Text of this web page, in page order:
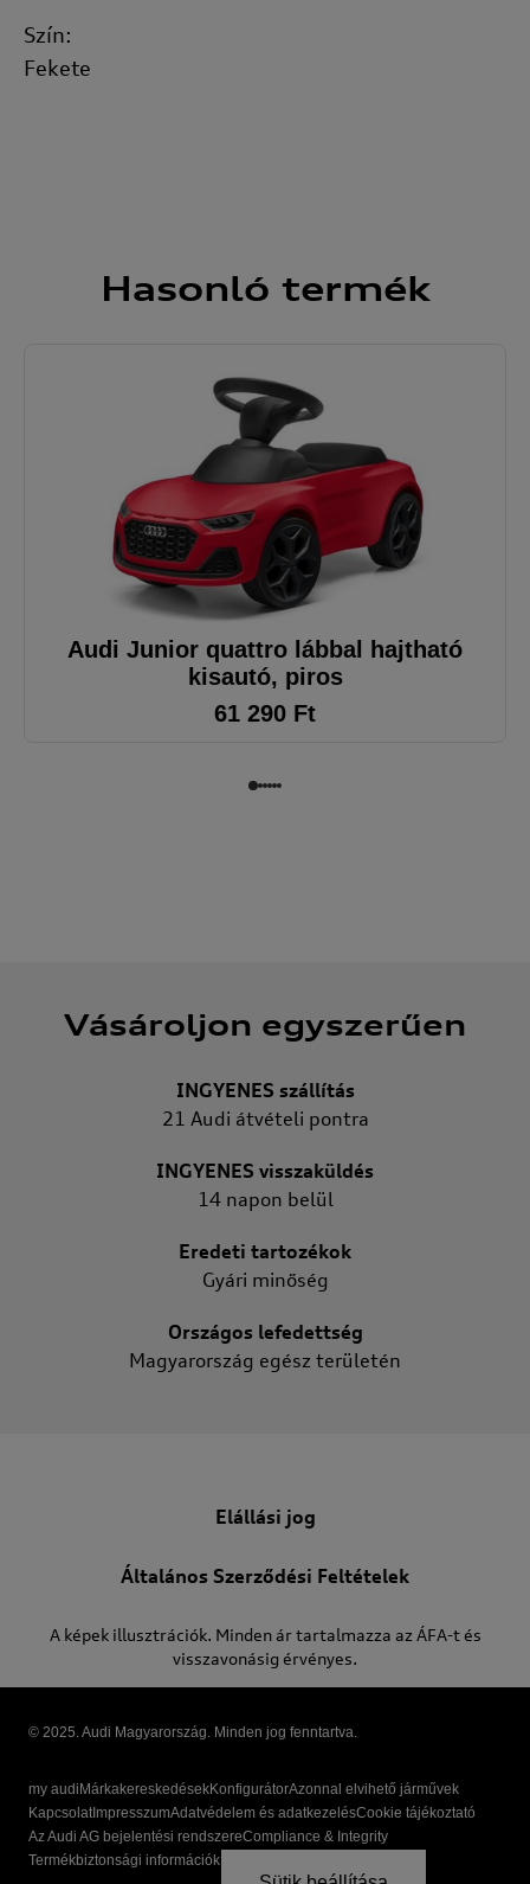
Szín:
Fekete
Hasonló termék
Audi Junior quattro lábbal hajtható
kisautó, piros
61 290 Ft
Vásároljon egyszerűen
INGYENES szállítás
21 Audi átvételi pontra
INGYENES visszaküldés
14 napon belül
Eredeti tartozékok
Gyári minőség
Országos lefedettség
Magyarország egész területén
Elállási jog
Általános Szerződési Feltételek
A képek illusztrációk. Minden ár tartalmazza az ÁFA-t és
visszavonásig érvényes.
© 2025. Audi Magyarország. Minden jog fenntartva.
my audi MárkakereskedésekKonfigurátorAzonnal elvihető járművek
KapcsolatImpresszumAdatvédelem és adatkezelésCookie tájékoztató
Az Audi AG bejelentési rendszereCompliance & Integrity
Termékbiztonsági információk